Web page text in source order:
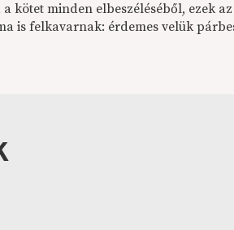
kötet minden elbeszéléséből, ezek
is felkavarnak: érdemes velük